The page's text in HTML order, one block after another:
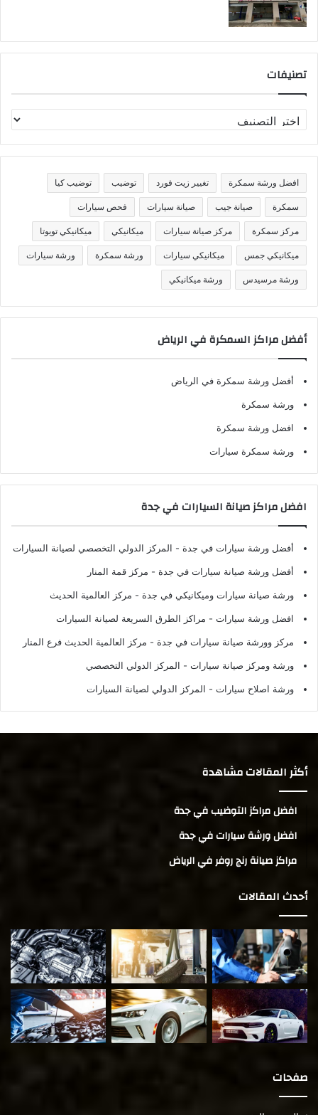
تصنيفات
ص
ن
ف
ا
افضل ورشة سمكرة تغيير زيت فورد توضيب توضيب كيا
سمكرة صيانة جيب صيانة سيارات فحص سيارات
مركز سمكرة مركز صيانة سيارات ميكانيكي ميكانيكي تويوتا
ميكانيكي جمس ميكانيكي سيارات ورشة سمكرة ورشة سيارات
ورشة مرسيدس ورشة ميكانيكي
أفضل مراكز السمكرة في الرياض
أفضل ورشة سمكرة في الرياض
ورشة سمكرة
افضل ورشة سمكرة
ورشة سمكرة سيارات
افضل مراكز صيانة السيارات في جدة
أفضل ورشة سيارات في جدة - المركز الدولي التخصصي لصيانة السيارات
أفضل ورشة صيانة سيارات في جدة - مركز قمة المنار
ورشة صيانة سيارات وميكانيكي في جدة - مركز العالمية الحديث
افضل ورشة سيارات - مراكز الطرق السريعة لصيانة السيارات
مركز وورشة صيانة سيارات في جدة - مركز العالمية الحديث فرع المنار
ورشة ومركز صيانة سيارات - المركز الدولي التخصصي
ورشة اصلاح سيارات - المركز الدولي لصيانة السيارات
أكثر المقالات مشاهدة
افضل مراكز التوضيب في جدة
افضل ورشة سيارات في جدة
مراكز صيانة رنج روفر في الرياض
أحدث المقالات
صفحات